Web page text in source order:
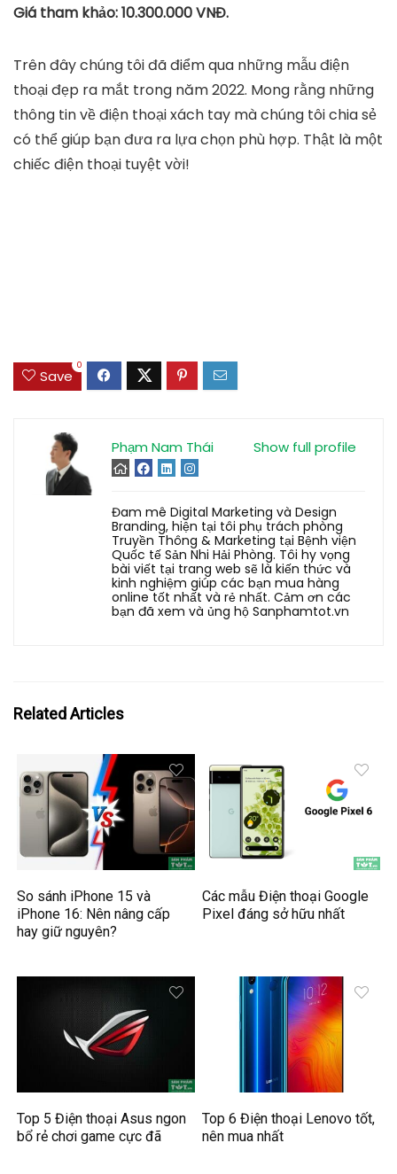
Giá tham khảo: 10.300.000 VNĐ.
Trên đây chúng tôi đã điểm qua những mẫu điện
thoại đẹp ra mắt trong năm 2022. Mong rằng những
thông tin về điện thoại xách tay mà chúng tôi chia sẻ
có thể giúp bạn đưa ra lựa chọn phù hợp. Thật là một
chiếc điện thoại tuyệt vời!
Save
0
Show full profile
Phạm Nam Thái
Đam mê Digital Marketing và Design
Branding, hiện tại tôi phụ trách phòng
Truyền Thông & Marketing tại Bệnh viện
Quốc tế Sản Nhi Hải Phòng. Tôi hy vọng
bài viết tại trang web sẽ là kiến thức và
kinh nghiệm giúp các bạn mua hàng
online tốt nhất và rẻ nhất. Cảm ơn các
bạn đã xem và ủng hộ Sanphamtot.vn
Related Articles
So sánh iPhone 15 và
iPhone 16: Nên nâng cấp
hay giữ nguyên?
Các mẫu Điện thoại Google
Pixel đáng sở hữu nhất
Top 5 Điện thoại Asus ngon
bổ rẻ chơi game cực đã
Top 6 Điện thoại Lenovo tốt,
nên mua nhất